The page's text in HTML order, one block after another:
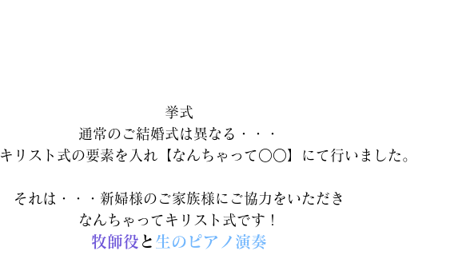
挙式
通常のご結婚式は異なる・・・
リスト式の要素を入れ【なんちゃって○○】にて行いました。
それは・・・新婦様のご家族様にご協力をいただき
なんちゃってキリスト式です！
牧師役 と 生のピアノ演奏